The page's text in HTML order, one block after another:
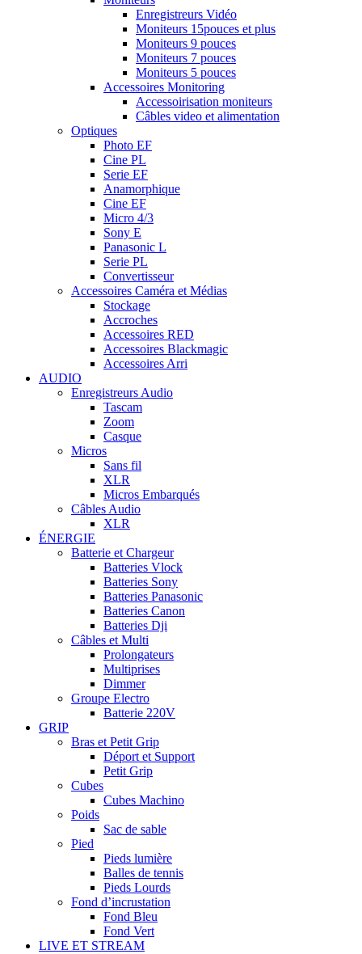
Enregistreurs Vidéo
Moniteurs 15pouces et plus
Moniteurs 9 pouces
Moniteurs 7 pouces
Moniteurs 5 pouces
Accessoires Monitoring
Accessoirisation moniteurs
Câbles video et alimentation
Optiques
Photo EF
Cine PL
Serie EF
Anamorphique
Cine EF
Micro 4/3
Sony E
Panasonic L
Serie PL
Convertisseur
Accessoires Caméra et Médias
Stockage
Accroches
Accessoires RED
Accessoires Blackmagic
Accessoires Arri
AUDIO
Enregistreurs Audio
Tascam
Zoom
Casque
Micros
Sans fil
XLR
Micros Embarqués
Câbles Audio
XLR
ÉNERGIE
Batterie et Chargeur
Batteries Vlock
Batteries Sony
Batteries Panasonic
Batteries Canon
Batteries Dji
Câbles et Multi
Prolongateurs
Multiprises
Dimmer
Groupe Electro
Batterie 220V
GRIP
Bras et Petit Grip
Déport et Support
Petit Grip
Cubes
Cubes Machino
Poids
Sac de sable
Pied
Pieds lumière
Balles de tennis
Pieds Lourds
Fond d’incrustation
Fond Bleu
Fond Vert
LIVE ET STREAM